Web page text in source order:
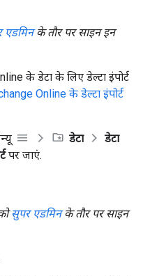
एडमिनके तौर पर साइन इन
के डेटा के लिए डेल्टा इंपोर्ट
Online के डेल्टा इंपोर्ट
डेटा
डेटा
पर जाएं.
सुपर एडमिनके तौर पर साइन